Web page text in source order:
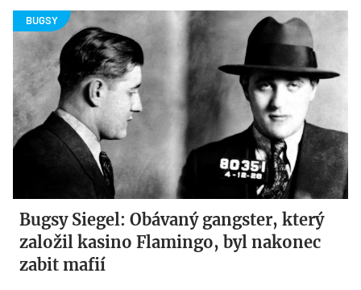
Bugsy Siegel: Obávaný gangster, který
založil kasino Flamingo, byl nakonec
zabit mafií